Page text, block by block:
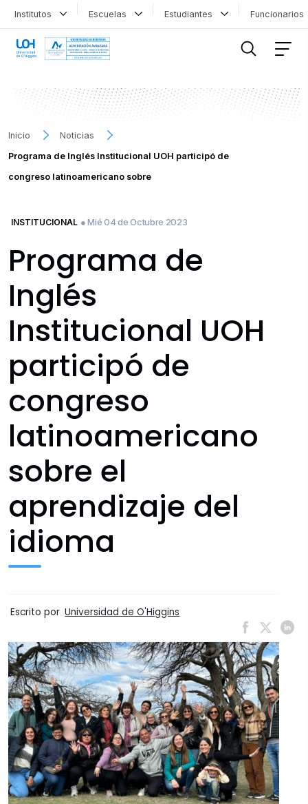
Institutos Escuelas Estudiantes
Inicio
Noticias
Programa de Inglés Institucional UOH participó de
congreso latinoamericano sobre
INSTITUCIONAL ● Mié 04 de Octubre 2023
Programa de
Inglés
Institucional UOH
participó de
congreso
latinoamericano
sobre el
aprendizaje del
idioma
Escrito por Universidad de O'Higgins